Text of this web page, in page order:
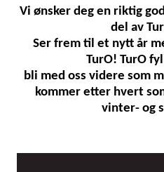
Vi ønsker deg en riktig
del av
Ser frem til et nytt år
TurO! TurO
bli med oss videre som
kommer etter hvert
vinter- og